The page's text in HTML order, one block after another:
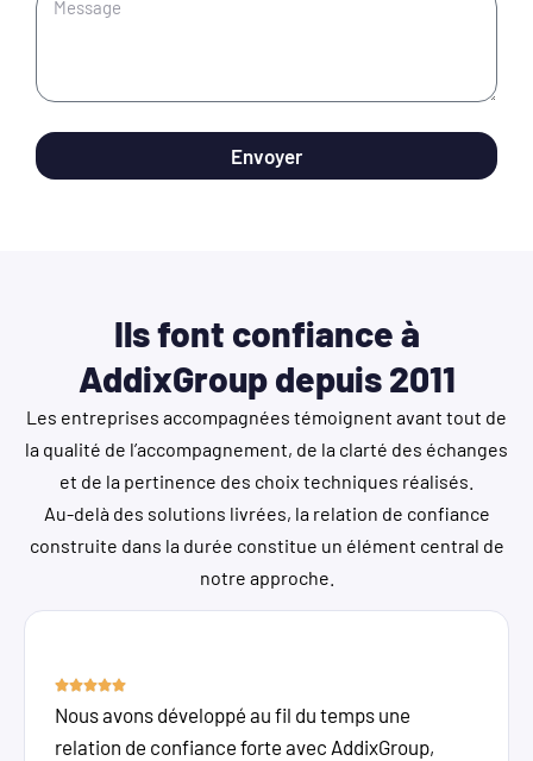
Envoyer
Ils font confiance à
AddixGroup depuis 2011
Les entreprises accompagnées témoignent avant tout de
la qualité de l’accompagnement, de la clarté des échanges
et de la pertinence des choix techniques réalisés.
Au-delà des solutions livrées, la relation de confiance
construite dans la durée constitue un élément central de
notre approche.
Nous avons développé au fil du temps une
relation de confiance forte avec AddixGroup,